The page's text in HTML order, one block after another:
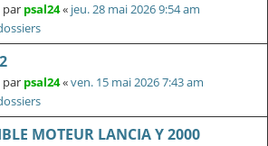
par psal24« jeu. 28 mai 2026 9:54 am
par psal24«ven. 15 mai 2026 7:43 am
MOTEUR LANCIA Y 2000